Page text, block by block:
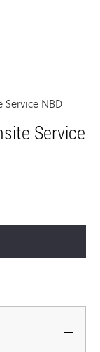
Service NBD
Service